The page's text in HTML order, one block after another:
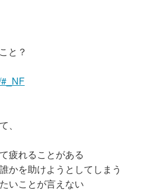
と？
、
疲れることがある
かを助けようとしてしまう
いことが言えない